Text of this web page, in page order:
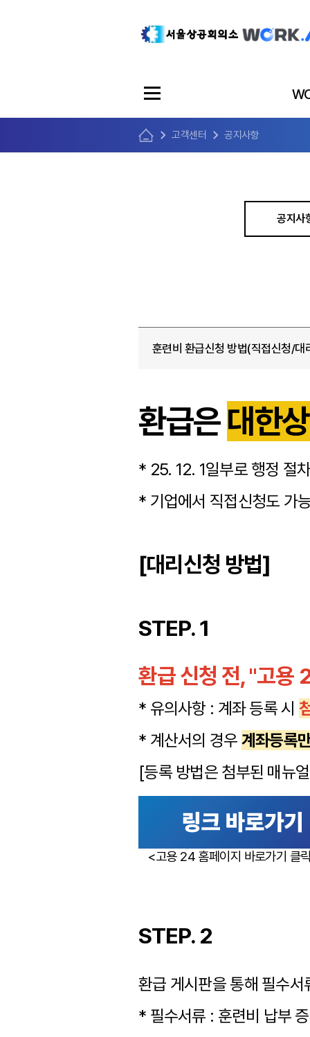
공지사
고객센터 공지사항
훈련비 환급신청 방법(직접신청/대
환급은대한
* 25. 12. 1일부로 행정 절
* 기업에서 직접신청도 가
[대리신청 방법]
STEP. 1
환급 신청 전, "고용
* 유의사항 : 계좌 등록 시
* 계산서의 경우 계좌등록
[등록 방법은 첨부된 매뉴
<고용 24 홈페이지 바로가기 클
STEP. 2
환급 게시판을 통해 필수
* 필수서류 : 훈련비 납부